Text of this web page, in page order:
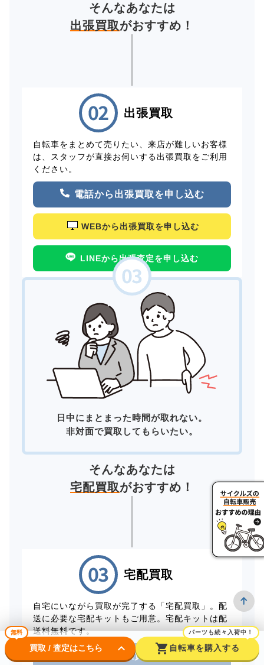
そんなあなたは
出張買取がおすすめ！
出張買取
自転車をまとめて売りたい、来店が難しいお客様
は、スタッフが直接お伺いする出張買取をご利用
ください。
電話から出張買取を申し込む
WEBから出張買取を申し込む
LINEから出張査定を申し込む
日中にまとまった時間が取れない。
非対面で買取してもらいたい。
そんなあなたは
宅配買取がおすすめ！
宅配買取
自宅にいながら買取が完了する「宅配買取」。配
送に必要な宅配キットもご用意。宅配キットは配
送料無料です。
電話から出張買取を申し込む
無料
買取 / 査定はこちら keyboard_arrow_down shopping_cart
パーツも続々入荷中！
自転車を購入する